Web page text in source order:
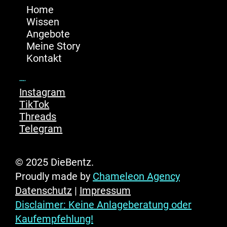
Home
Wissen
Angebote
Meine Story
Kontakt
Instagram
TikTok
Threads
Telegram
© 2025 DieBentz.
Proudly made by Chameleon Agency
Datenschutz | Impressum
Disclaimer: Keine Anlageberatung oder
Kaufempfehlung!